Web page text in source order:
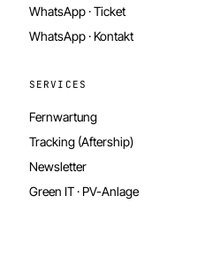
WhatsApp · Ticket
WhatsApp · Kontakt
SERVICES
Fernwartung
Tracking (Aftership)
Newsletter
Green IT · PV-Anlage